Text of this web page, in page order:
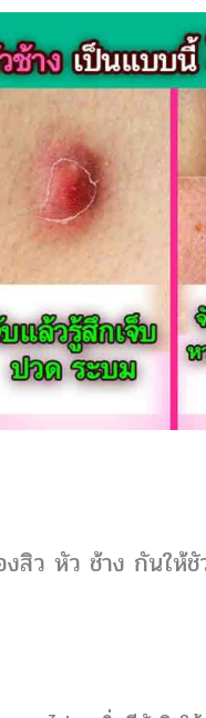
สิว หัว ช้าง กันให้ชั